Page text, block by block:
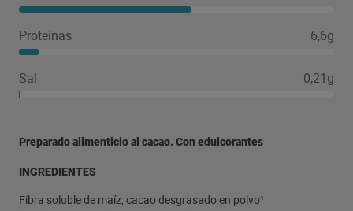
Proteínas 6,6g
Sal 0,21g
Preparado alimenticio al cacao. Con edulcorantes
INGREDIENTES
Fibra soluble de maíz, cacao desgrasado en polvo¹